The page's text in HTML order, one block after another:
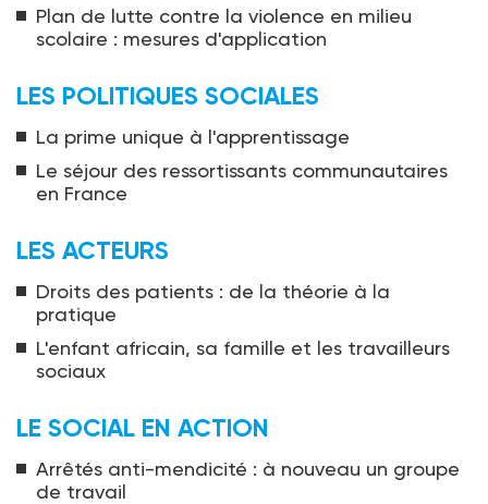
Plan de lutte contre la violence en milieu
scolaire : mesures d'application
LES POLITIQUES SOCIALES
La prime unique à l'apprentissage
Le séjour des ressortissants communautaires
en France
LES ACTEURS
Droits des patients : de la théorie à la
pratique
L'enfant africain, sa famille et les travailleurs
sociaux
LE SOCIAL EN ACTION
Arrêtés anti-mendicité : à nouveau un groupe
de travail